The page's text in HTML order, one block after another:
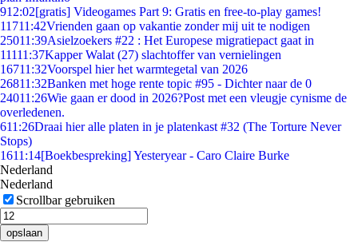
912:02[gratis] Videogames Part 9: Gratis en free-to-play games!
11711:42Vrienden gaan op vakantie zonder mij uit te nodigen
25011:39Asielzoekers #22 : Het Europese migratiepact gaat in
11111:37Kapper Walat (27) slachtoffer van vernielingen
16711:32Voorspel hier het warmtegetal van 2026
26811:32Banken met hoge rente topic #95 - Dichter naar de 0
24011:26Wie gaan er dood in 2026?Post met een vleugje cynisme de
overledenen.
611:26Draai hier alle platen in je platenkast #32 (The Torture Never
Stops)
1611:14[Boekbespreking] Yesteryear - Caro Claire Burke
Nederland
Nederland
Scrollbar gebruiken
opslaan